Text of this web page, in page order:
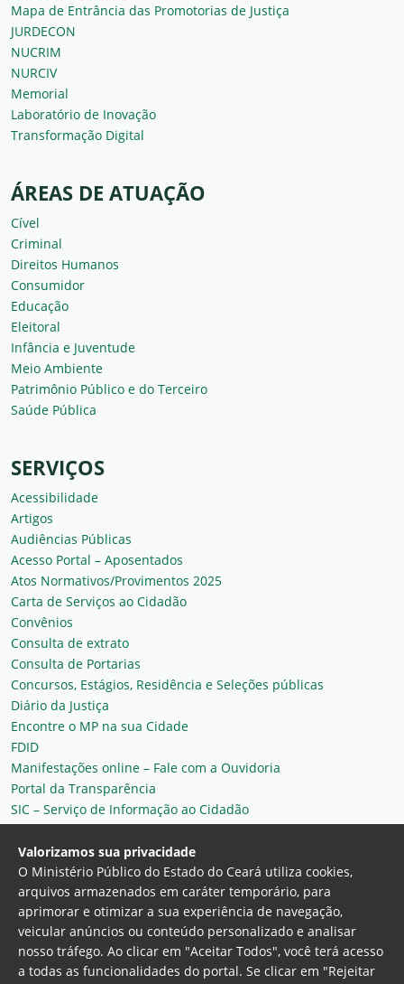
Mapa de Entrância das Promotorias de Justiça
JURDECON
NUCRIM
NURCIV
Memorial
Laboratório de Inovação
Transformação Digital
ÁREAS DE ATUAÇÃO
Cível
Criminal
Direitos Humanos
Consumidor
Educação
Eleitoral
Infância e Juventude
Meio Ambiente
Patrimônio Público e do Terceiro
Saúde Pública
SERVIÇOS
Acessibilidade
Artigos
Audiências Públicas
Acesso Portal – Aposentados
Atos Normativos/Provimentos 2025
Carta de Serviços ao Cidadão
Convênios
Consulta de extrato
Consulta de Portarias
Concursos, Estágios, Residência e Seleções públicas
Diário da Justiça
Encontre o MP na sua Cidade
FDID
Manifestações online – Fale com a Ouvidoria
Portal da Transparência
SIC – Serviço de Informação ao Cidadão
Plantão MP do Ceará
Secretaria Geral
Valorizamos sua privacidade
O Ministério Público do Estado do Ceará utiliza cookies,
arquivos armazenados em caráter temporário, para
aprimorar e otimizar a sua experiência de navegação,
veicular anúncios ou conteúdo personalizado e analisar
nosso tráfego. Ao clicar em "Aceitar Todos", você terá acesso
a todas as funcionalidades do portal. Se clicar em "Rejeitar